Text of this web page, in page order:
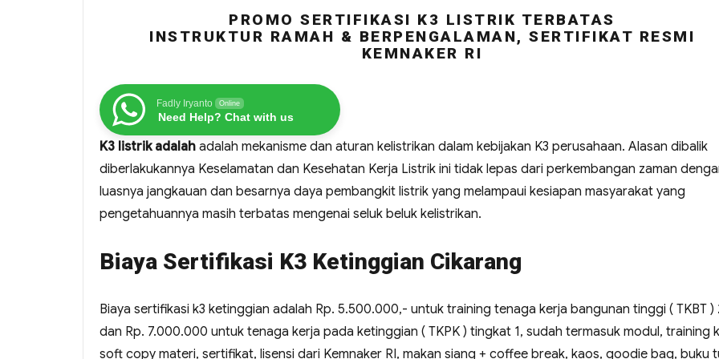
PROMO SERTIFIKASI K3 LISTRIK TERBATAS
INSTRUKTUR RAMAH & BERPENGALAMAN, SERTIFIKAT RESMI
KEMNAKER RI
Fadly Iryanto Online
Need Help? Chat with us
K3 listrik adalah adalah mekanisme dan aturan kelistrikan dalam kebijakan K3 perusahaan. Alasan dibalik
diberlakukannya Keselamatan dan Kesehatan Kerja Listrik ini tidak lepas dari perkembangan zaman
luasnya jangkauan dan besarnya daya pembangkit listrik yang melampaui kesiapan masyarakat yang
pengetahuannya masih terbatas mengenai seluk beluk kelistrikan.
Biaya Sertifikasi K3 Ketinggian Cikarang
Biaya sertifikasi k3 ketinggian adalah Rp. 5.500.000,- untuk training tenaga kerja bangunan tinggi ( TKBT )
dan Rp. 7.000.000 untuk tenaga kerja pada ketinggian ( TKPK ) tingkat 1, sudah termasuk modul, training
soft copy materi, sertifikat, lisensi dari Kemnaker RI, makan siang + coffee break, kaos, goodie bag, buku